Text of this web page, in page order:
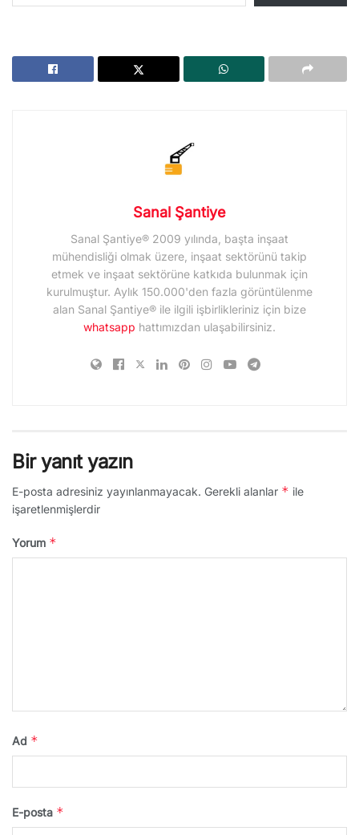
Sanal Şantiye
Sanal Şantiye® 2009 yılında, başta inşaat
mühendisliği olmak üzere, inşaat sektörünü takip
etmek ve inşaat sektörüne katkıda bulunmak için
kurulmuştur. Aylık 150.000'den fazla görüntülenme
alan Sanal Şantiye® ile ilgili işbirlikleriniz için bize
whatsapp hattımızdan ulaşabilirsiniz.
Bir yanıt yazın
E-posta adresiniz yayınlanmayacak. Gerekli alanlar * ile
işaretlenmişlerdir
Yorum *
Ad *
E-posta *